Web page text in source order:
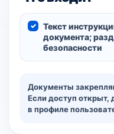
Текст
документа;
безопасности
Документы
Если доступ открыт,
в профиле